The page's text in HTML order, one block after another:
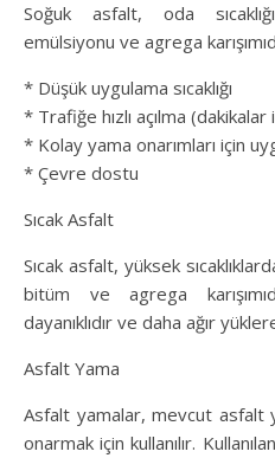
Soğuk asfalt, oda
emülsiyonu ve agrega
* Düşük uygulama sıcaklığı
* Trafiğe hızlı açılma (dakikalar
* Kolay yama onarımları için
* Çevre dostu
Sıcak Asfalt
Sıcak asfalt, yüksek
bitüm ve agrega
dayanıklıdır ve daha ağır
Asfalt Yama
Asfalt yamalar, mevcut asfalt
onarmak için kullanılır.